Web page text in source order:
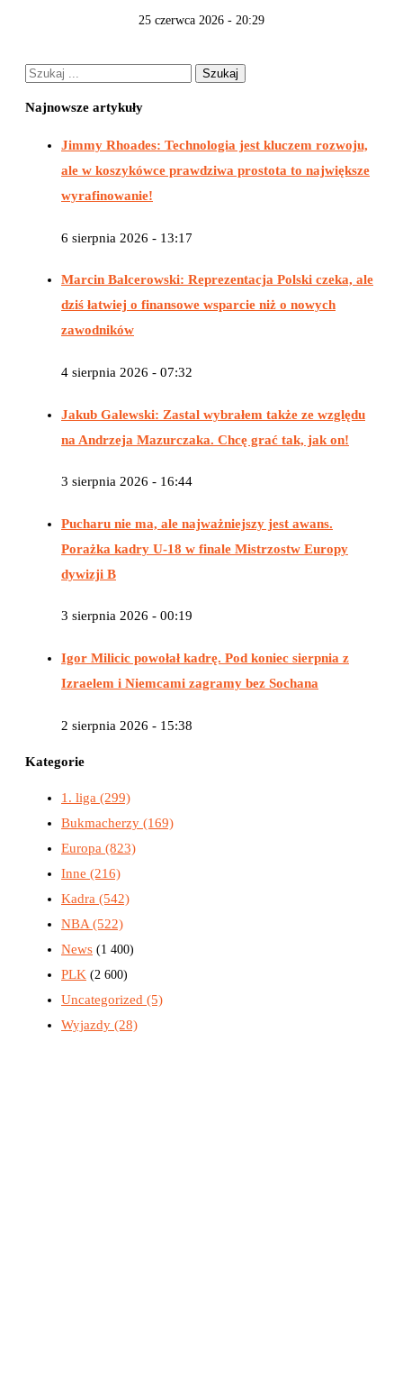
25 czerwca 2026 - 20:29
Najnowsze artykuły
Jimmy Rhoades: Technologia jest kluczem rozwoju,
ale w koszykówce prawdziwa prostota to największe
wyrafinowanie!
6 sierpnia 2026 - 13:17
Marcin Balcerowski: Reprezentacja Polski czeka, ale
dziś łatwiej o finansowe wsparcie niż o nowych
zawodników
4 sierpnia 2026 - 07:32
Jakub Galewski: Zastal wybrałem także ze względu
na Andrzeja Mazurczaka. Chcę grać tak, jak on!
3 sierpnia 2026 - 16:44
Pucharu nie ma, ale najważniejszy jest awans.
Porażka kadry U-18 w finale Mistrzostw Europy
dywizji B
3 sierpnia 2026 - 00:19
Igor Milicic powołał kadrę. Pod koniec sierpnia z
Izraelem i Niemcami zagramy bez Sochana
2 sierpnia 2026 - 15:38
Kategorie
1. liga (299)
Bukmacherzy (169)
Europa (823)
Inne (216)
Kadra (542)
NBA(522)
News (1 400)
PLK (2 600)
Uncategorized (5)
Wyjazdy (28)